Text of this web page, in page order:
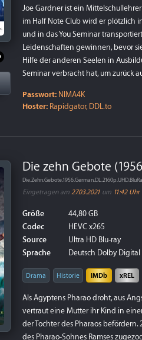
Joe Gardner ist ein
im Half Note Club wird er plötzlich
und in das You Seminar
Leidenschaften gewinnen, bevor
Hilfe der anderen Seelen in
Seminar verbracht hat, um zurück
Passwort: NIMA4K
Hoster: Rapidgator, DDL.to
Die zehn Gebote
Eingetragen am 27.03.2021 um 11:42 Uhr
Größe
44,80 GB
Codec
HEVC x265
Source
Ultra HD Blu-ray
Sprache
Deutsch Dolby Digital
Drama Historie IMDb xREL
Als Ägyptens Pharao droht, aus
vertraut eine Mutter ihr Kind in
der Tochter des Pharaos befördern.
des Pharao-Sohnes Ramses